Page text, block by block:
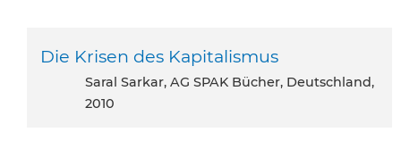
Die Krisen des Kapitalismus
Saral Sarkar, AG SPAK Bücher, Deutschland,
2010